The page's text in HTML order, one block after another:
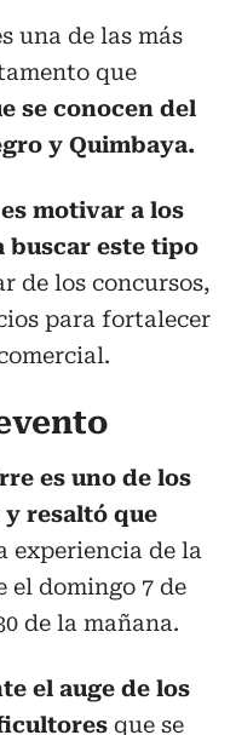
una de las más
que
se conocen del
y Quimbaya.
motivar a los
buscar este tipo
de los concursos,
para fortalecer
es uno de los
resaltó que
experiencia de la
domingo 7 de
de la mañana.
el auge de los
que se